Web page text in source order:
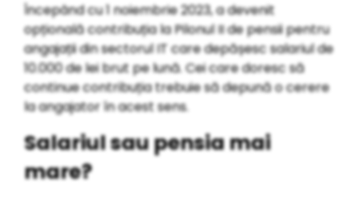
Începând cu 1 noiembrie 2023, a devenit
opțională contribuția la Pilonul II de pensii pentru
angajații din sectorul IT care depășesc salariul de
10.000 de lei brut pe lună. Cei care doresc să
continue contribuția trebuie să depună o cerere
la angajator în acest sens.
Salariul sau pensia mai
mare?